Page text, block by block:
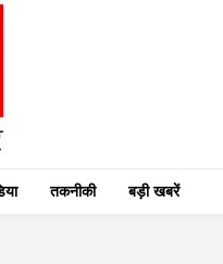
तकनीकी बड़ी खबरें